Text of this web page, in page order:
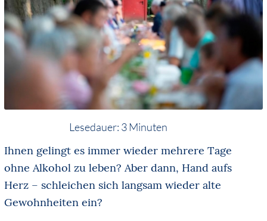
Lesedauer: 3Minuten
Ihnen gelingt es immer wieder mehrere Tage
ohne Alkohol zu leben? Aber dann, Hand aufs
Herz – schleichen sich langsam wieder alte
Gewohnheiten ein?